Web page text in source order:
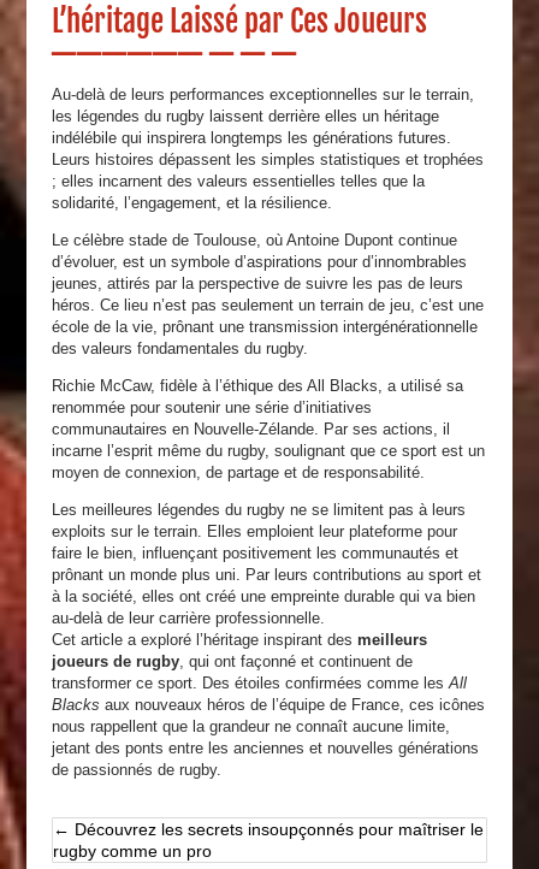
L’héritage Laissé par Ces Joueurs
Au-delà de leurs performances exceptionnelles sur le terrain,
les légendes du rugby laissent derrière elles un héritage
indélébile qui inspirera longtemps les générations futures.
Leurs histoires dépassent les simples statistiques et trophées
; elles incarnent des valeurs essentielles telles que la
solidarité, l’engagement, et la résilience.
Le célèbre stade de Toulouse, où Antoine Dupont continue
d’évoluer, est un symbole d’aspirations pour d’innombrables
jeunes, attirés par la perspective de suivre les pas de leurs
héros. Ce lieu n’est pas seulement un terrain de jeu, c’est une
école de la vie, prônant une transmission intergénérationnelle
des valeurs fondamentales du rugby.
Richie McCaw, fidèle à l’éthique des All Blacks, a utilisé sa
renommée pour soutenir une série d’initiatives
communautaires en Nouvelle-Zélande. Par ses actions, il
incarne l’esprit même du rugby, soulignant que ce sport est un
moyen de connexion, de partage et de responsabilité.
Les meilleures légendes du rugby ne se limitent pas à leurs
exploits sur le terrain. Elles emploient leur plateforme pour
faire le bien, influençant positivement les communautés et
prônant un monde plus uni. Par leurs contributions au sport et
à la société, elles ont créé une empreinte durable qui va bien
au-delà de leur carrière professionnelle.
Cet article a exploré l’héritage inspirant des meilleurs
joueurs de rugby, qui ont façonné et continuent de
transformer ce sport. Des étoiles confirmées comme les All
Blacks aux nouveaux héros de l’équipe de France, ces icônes
nous rappellent que la grandeur ne connaît aucune limite,
jetant des ponts entre les anciennes et nouvelles générations
de passionnés de rugby.
← Découvrez les secrets insoupçonnés pour maîtriser le
rugby comme un pro